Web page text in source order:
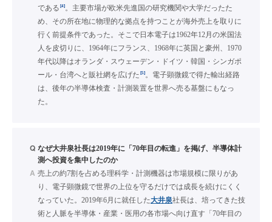
である [4]。主要市場が欧米先進国の研究機関や大学だったた
め、その所在地に物理的な拠点を持つことが海外売上を取りに
行く前提条件であった。そこで日本電子は1962年12月の米国法
人を皮切りに、1964年にフランス、1968年に英国と豪州、1970
年代以降はオランダ・スウェーデン・ドイツ・韓国・シンガポ
ール・台湾へと販社網を広げた [5]。電子顕微鏡で得た輸出経路
は、後年の半導体検査・計測装置を世界へ売る基盤にもなっ
た。
Q なぜ大井泉社長は2019年に「70年目の転進」を掲げ、半導体計
測へ投資を集中したのか
A 売上の約7割を占める理科学・計測機器は市場規模に限りがあ
り、電子顕微鏡で世界の上位を守るだけでは成長を続けにくく
なっていた。2019年6月に就任した大井泉社長は、培ってきた技
術と人脈を半導体・産業・医用の各市場へ向け直す「70年目の